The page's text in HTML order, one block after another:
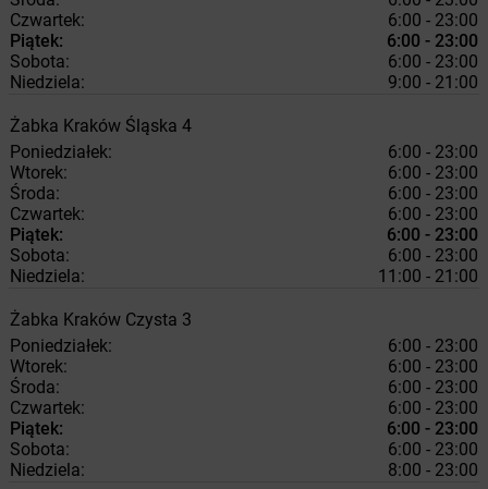
Czwartek:
6:00 - 23:00
Piątek:
6:00 - 23:00
Sobota:
6:00 - 23:00
Niedziela:
9:00 - 21:00
Żabka Kraków Śląska 4
Poniedziałek:
6:00 - 23:00
Wtorek:
6:00 - 23:00
Środa:
6:00 - 23:00
Czwartek:
6:00 - 23:00
Piątek:
6:00 - 23:00
Sobota:
6:00 - 23:00
Niedziela:
11:00 - 21:00
Żabka Kraków Czysta 3
Poniedziałek:
6:00 - 23:00
Wtorek:
6:00 - 23:00
Środa:
6:00 - 23:00
Czwartek:
6:00 - 23:00
Piątek:
6:00 - 23:00
Sobota:
6:00 - 23:00
Niedziela:
8:00 - 23:00